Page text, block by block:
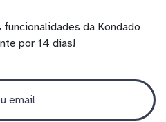
da Kondado
por 14 dias!